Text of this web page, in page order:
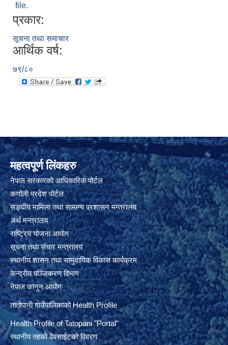
file.
प्रकार:
सूचना तथा समाचार
आर्थिक वर्ष:
७९/८०
महत्वपूर्ण लिंकहरु
नेपाल सरकारको आधिकारिक पोर्टल
कर्णाली प्रदेश पोर्टल
सङ्घीय मामिला तथा सामान्य प्रशासन मन्त्रालय
अर्थ मन्त्रालय
राष्ट्रिय योजना आयोग
सूचना तथा संचार मन्त्रालय
स्थानीय शासन तथा सामुदायिक विकास कार्यक्रम
केन्द्रीय पञ्जिकरण विभाग
नेपाल कानुन आयोग
तातोपानी गाउँपालिकाको Health Profile
Health Profile of Tatopani"Portal"
स्थानीय तहको वेवसाईटको विवरण